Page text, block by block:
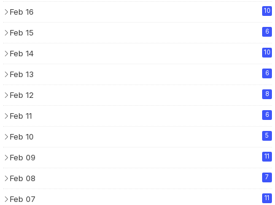
Feb 16 10
Feb 15 6
Feb 14 10
Feb 13 6
Feb 12 8
Feb 11 6
Feb 10 5
Feb 09 11
Feb 08 7
Feb 07 11